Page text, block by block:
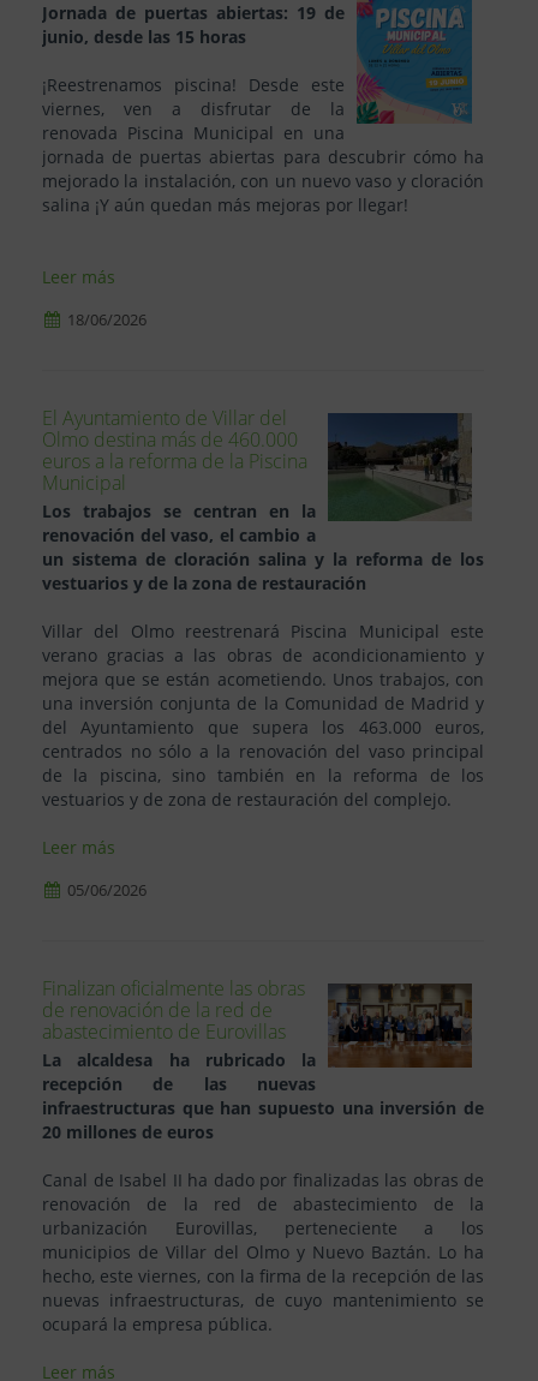
Jornada de puertas abiertas: 19 de
junio, desde las 15 horas
¡Reestrenamos piscina! Desde este
viernes, ven a disfrutar de la
renovada Piscina Municipal en una
jornada de puertas abiertas para descubrir cómo ha
mejorado la instalación, con un nuevo vaso y cloración
salina ¡Y aún quedan más mejoras por llegar!
Leer más
18/06/2026
El Ayuntamiento de Villar del
Olmo destina más de 460.000
euros a la reforma de la Piscina
Municipal
Los trabajos se centran en la
renovación del vaso, el cambio a
un sistema de cloración salina y la reforma de los
vestuarios y de la zona de restauración
Villar del Olmo reestrenará Piscina Municipal este
verano gracias a las obras de acondicionamiento y
mejora que se están acometiendo. Unos trabajos, con
una inversión conjunta de la Comunidad de Madrid y
del Ayuntamiento que supera los 463.000 euros,
centrados no sólo a la renovación del vaso principal
de la piscina, sino también en la reforma de los
vestuarios y de zona de restauración del complejo.
Leer más
05/06/2026
Finalizan oficialmente las obras
de renovación de la red de
abastecimiento de Eurovillas
La alcaldesa ha rubricado la
recepción de las nuevas
infraestructuras que han supuesto una inversión de
20 millones de euros
Canal de Isabel II ha dado por finalizadas las obras de
renovación de la red de abastecimiento de la
urbanización Eurovillas, perteneciente a los
municipios de Villar del Olmo y Nuevo Baztán. Lo ha
hecho, este viernes, con la firma de la recepción de las
nuevas infraestructuras, de cuyo mantenimiento se
ocupará la empresa pública.
Leer más